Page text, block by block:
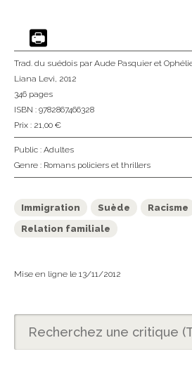
Trad. du suédois par Aude Pasquier et
Liana Levi, 2012
346 pages
ISBN : 9782867466328
Prix : 21,00 €
Public : Adultes
Genre : Romans policiers et thrillers
Immigration Suède
Racisme
Relation familiale
Mise en ligne le 13/11/2012